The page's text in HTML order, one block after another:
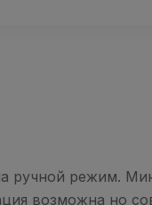
ручной режим.
возможна но